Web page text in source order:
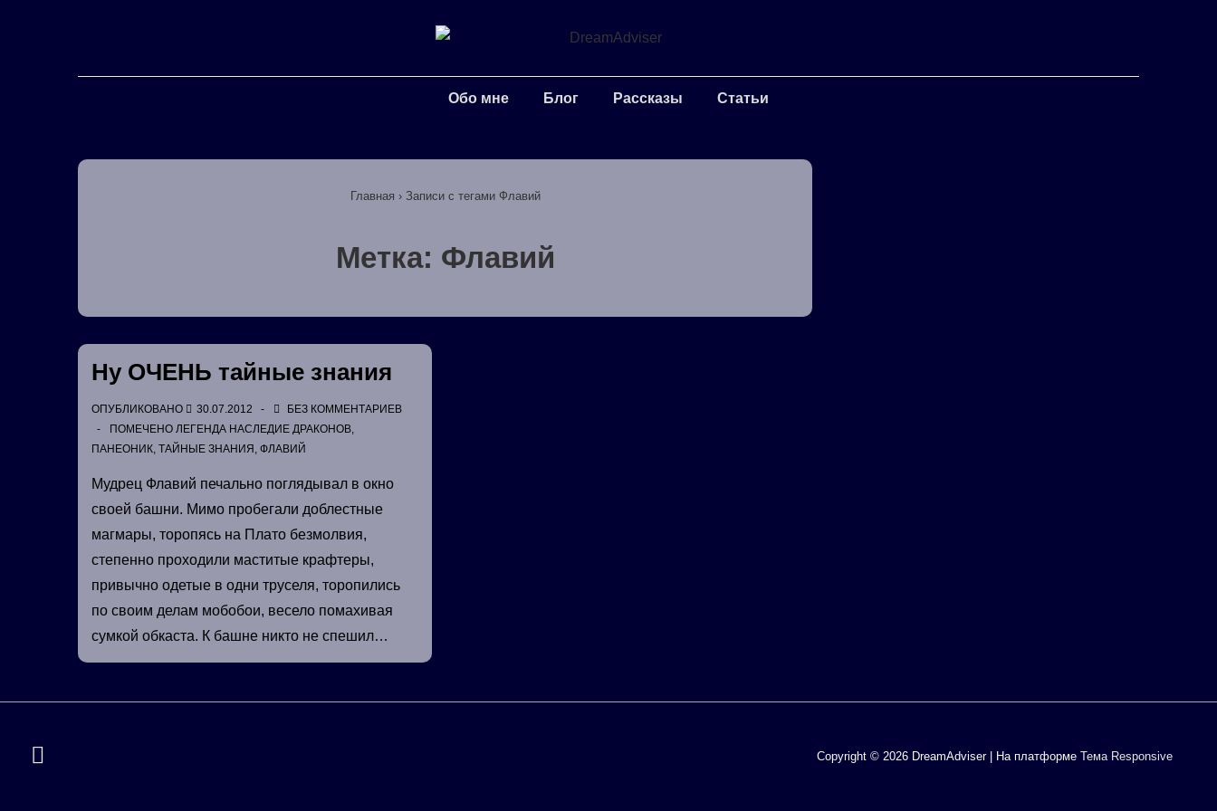
Обо мне Блог Рассказы Статьи
Главная › Записи с тегами Флавий
Метка: Флавий
Ну ОЧЕНЬ тайные знания
ОПУБЛИКОВАНО 30.07.2012
БЕЗ КОММЕНТАРИЕВ
ПОМЕЧЕНО ЛЕГЕНДА НАСЛЕДИЕ ДРАКОНОВ,
ПАНЕОНИК, ТАЙНЫЕ ЗНАНИЯ , ФЛАВИЙ
Мудрец Флавий печально поглядывал в окно
своей башни. Мимо пробегали доблестные
магмары, торопясь на Плато безмолвия,
степенно проходили маститые крафтеры,
привычно одетые в одни труселя, торопились
по своим делам мобобои, весело помахивая
сумкой обкаста. К башне никто не спешил…
Copyright © 2026 DreamAdviser | На платформе Тема Responsive